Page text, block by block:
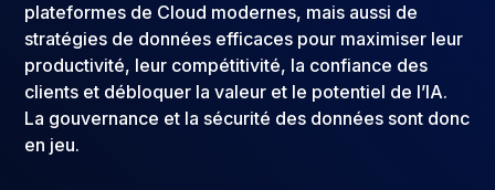
plateformes de Cloud modernes, mais aussi de
stratégies de données efficaces pour maximiser leur
productivité, leur compétitivité, la confiance des
clients et débloquer la valeur et le potentiel de l’IA.
La gouvernance et la sécurité des données sont donc
en jeu.